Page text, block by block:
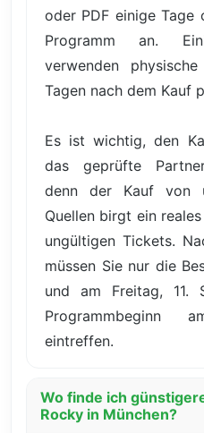
oder PDF einige Tage
Programm an.
verwenden
Tagen nach dem Kauf
Es ist wichtig, den
das geprüfte
denn der Kauf von
Quellen birgt ein
ungültigen Tickets.
müssen Sie nur die
und am Freitag, 11.
Programmbeginn
eintreffen.
Wo finde ich
Rocky in München?